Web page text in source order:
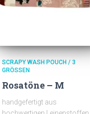
SCRAPY WASH POUCH / 3
GRÖSSEN
Rosatöne – M
handgefertigt aus